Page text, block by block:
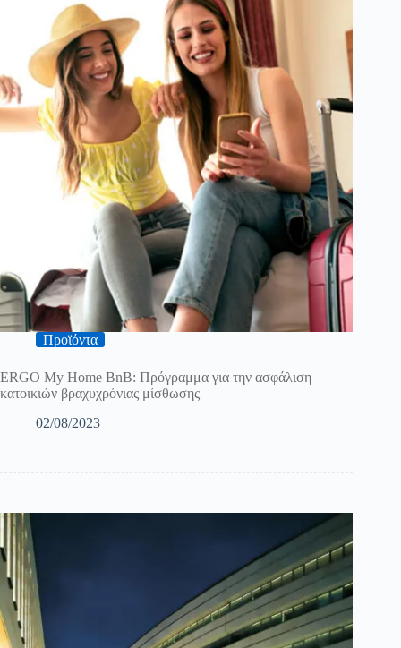
Προϊόντα
ERGO My Home BnB: Πρόγραμμα για την ασφάλιση
κατοικιών βραχυχρόνιας μίσθωσης
02/08/2023